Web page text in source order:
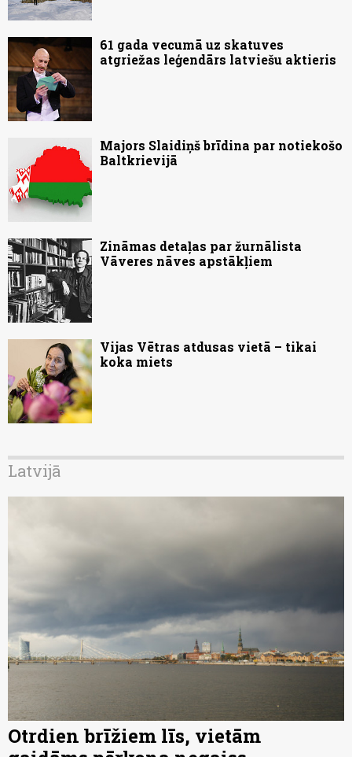
61 gada vecumā uz skatuves
atgriežas leģendārs latviešu aktieris
Majors Slaidiņš brīdina par notiekošo
Baltkrievijā
Zināmas detaļas par žurnālista
Vāveres nāves apstākļiem
Vijas Vētras atdusas vietā – tikai
koka miets
Latvijā
Otrdien brīžiem līs, vietām